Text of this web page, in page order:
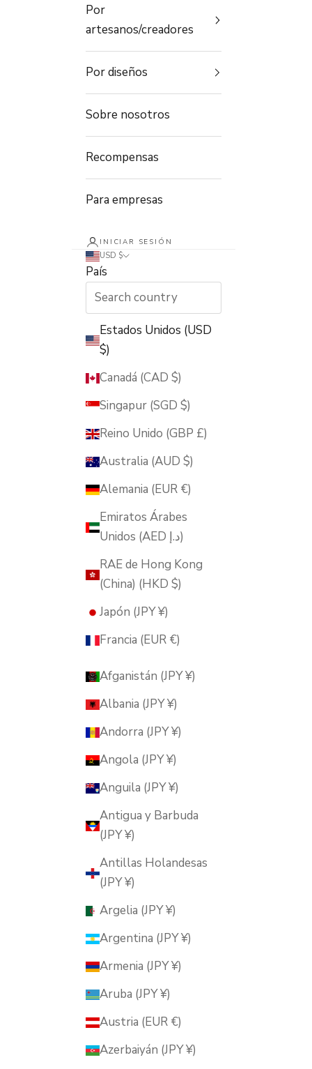
Por
artesanos/creadores
Por diseños
Sobre nosotros
Recompensas
Para empresas
INICIAR SESIÓN
USD $
País
Estados Unidos (USD
$)
Canadá (CAD $)
Singapur (SGD $)
Reino Unido (GBP £)
Australia (AUD $)
Alemania (EUR €)
Emiratos Árabes
Unidos (AED د.إ)
RAE de Hong Kong
(China) (HKD $)
Japón (JPY ¥)
Francia (EUR €)
Afganistán (JPY ¥)
Albania (JPY ¥)
Andorra (JPY ¥)
Angola (JPY ¥)
Anguila (JPY ¥)
Antigua y Barbuda
(JPY ¥)
Antillas Holandesas
(JPY ¥)
Argelia (JPY ¥)
Argentina (JPY ¥)
Armenia (JPY ¥)
Aruba (JPY ¥)
Austria (EUR €)
Azerbaiyán (JPY ¥)